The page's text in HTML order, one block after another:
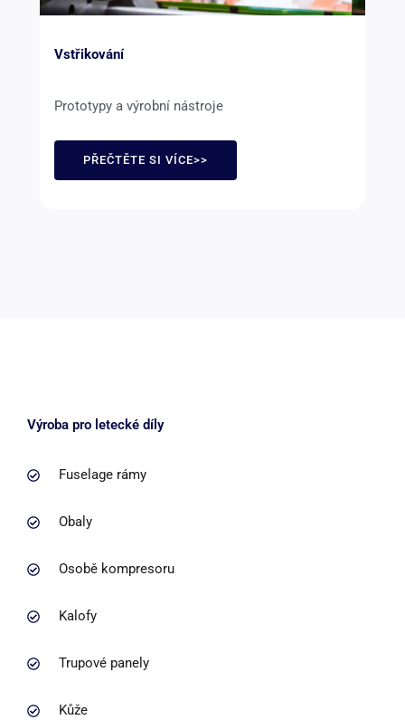
Vstřikování
Prototypy a výrobní nástroje
PŘEČTĚTE SI VÍCE>>
Výroba pro letecké díly
Fuselage rámy
Obaly
Osobě kompresoru
Kalofy
Trupové panely
Kůže